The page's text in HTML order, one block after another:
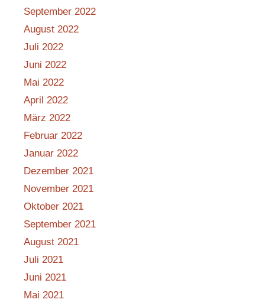
September 2022
August 2022
Juli 2022
Juni 2022
Mai 2022
April 2022
März 2022
Februar 2022
Januar 2022
Dezember 2021
November 2021
Oktober 2021
September 2021
August 2021
Juli 2021
Juni 2021
Mai 2021